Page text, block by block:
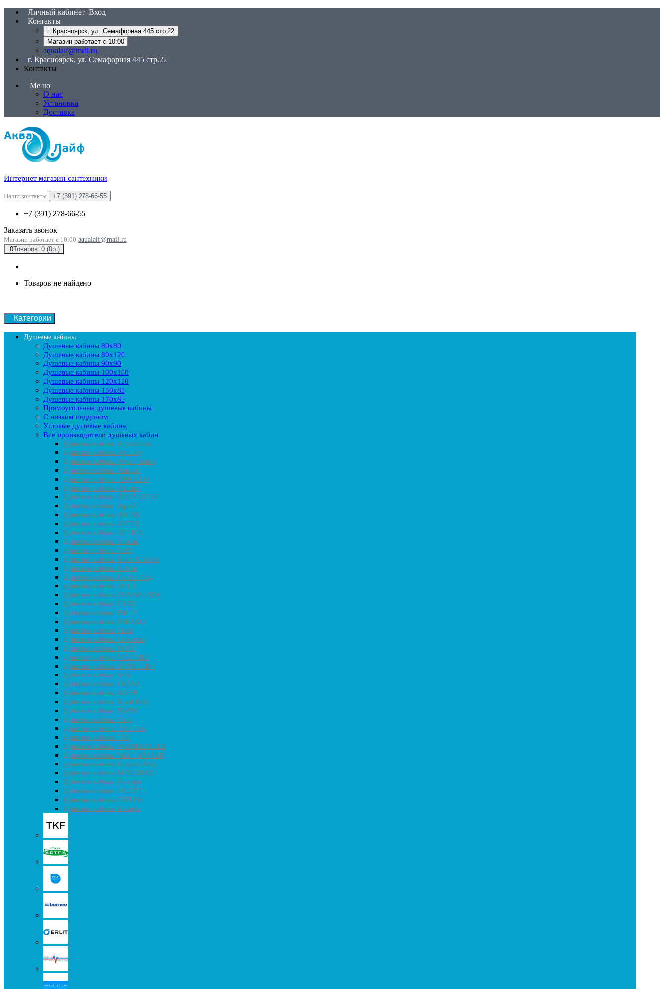
Личный кабинет Вход
Контакты
г. Красноярск, ул. Семафорная 445 стр.22
Магазин работает с 10:00
aqualaif@mail.ru
г. Красноярск, ул. Семафорная 445 стр.22
Контакты
Меню
О нас
Установка
Доставка
Интернет магазин сантехники
Наши контакты +7 (391) 278-66-55
+7 (391) 278-66-55
Заказать звонок
Магазин работает с 10:00 aqualaif@mail.ru
0Товаров: 0 (0р.)
Товаров не найдено
Категории
Душевые кабины
Душевые кабины 80x80
Душевые кабины 80x120
Душевые кабины 90х90
Душевые кабины 100x100
Душевые кабины 120x120
Душевые кабины 150x85
Душевые кабины 170x85
Прямоугольные душевые кабины
С низким поддоном
Угловые душевые кабины
Все производители душевых кабин
Душевые кабины Acguazzone
Душевые кабины Agua Joy
Душевые кабины Alvaro Banos
Душевые кабины Ammari
Душевые кабины APPOLLO
Душевые кабины Aquanet
Душевые кабины AQUAPULSE
Душевые кабины AquaZ
Душевые кабины ARCUS
Душевые кабины ARTEX
Душевые кабины AULICA
Душевые кабины AvaCan
Душевые кабины Banff
Душевые кабины Black & White
Душевые кабины Borneo
Душевые кабины Colden Frog
Душевые кабины DETO
Душевые кабины DOMANI-SPA
Душевые кабины EAGO
Душевые кабины ERLIT
Душевые кабины ESBANO
Душевые кабины Frank
Душевые кабины Grossman
Душевые кабины HOTO
Душевые кабины NIAGARA
Душевые кабины NOVELLINI
Душевые кабины ODA
Душевые кабины ORANS
Душевые кабины RIVER
Душевые кабины Royal Bath
Душевые кабины SSWW
Душевые кабины Timo
Душевые кабины Timo Eco
Душевые кабины TKF
Душевые кабины WASSERFALLE
Душевые кабины WELTWASSER
Душевые кабины Водный Мир
Душевые кабины МОНОМАХ
Душевые кабины H-серия
Душевые кабины JACUZZI
Душевые кабины TRITON
Душевые кабины К-серия